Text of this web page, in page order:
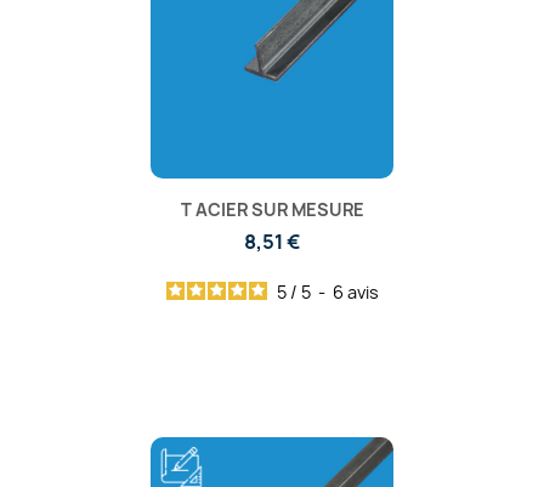
T ACIER SUR MESURE
8,51 €
5 / 5 - 6 avis